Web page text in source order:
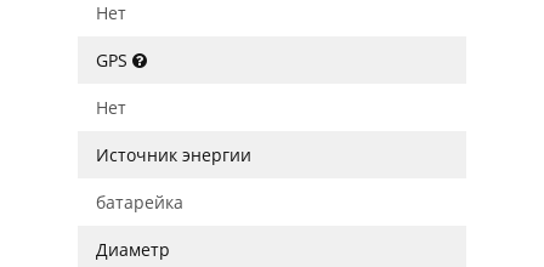
Нет
GPS
Нет
Источник энергии
батарейка
Диаметр